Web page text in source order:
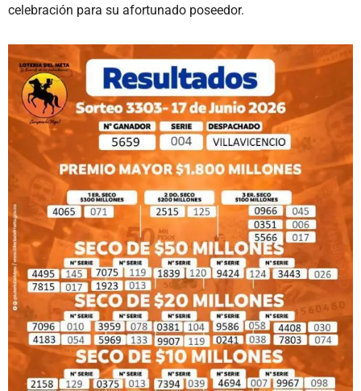
celebración para su afortunado poseedor.